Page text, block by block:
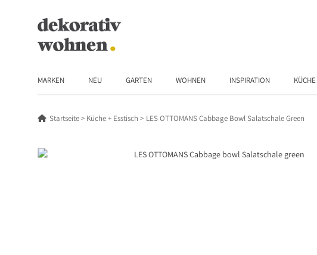
MARKEN NEU GARTEN WOHNEN INSPIRATION
Startseite Küche + Esstisch LES OTTOMANS Cabbage Bowl Salatschale Green